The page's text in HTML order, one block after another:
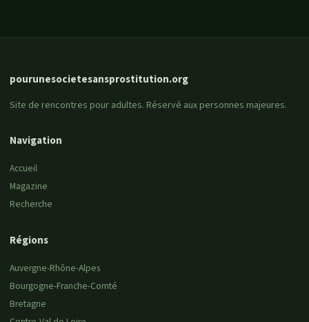
pourunesocietesansprostitution.org
Site de rencontres pour adultes. Réservé aux personnes majeures.
Navigation
Accueil
Magazine
Recherche
Régions
Auvergne-Rhône-Alpes
Bourgogne-Franche-Comté
Bretagne